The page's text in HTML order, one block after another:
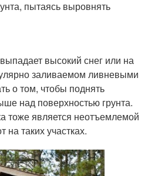
пытаясь выровнять
высокий снег или на
заливаемом ливневыми
о том, чтобы поднять
над поверхностью грунта.
тоже является неотъемлемой
на таких участках.